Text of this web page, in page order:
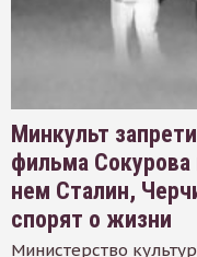
Минкульт
фильма
нем Сталин,
спорят о жизни
Министерство